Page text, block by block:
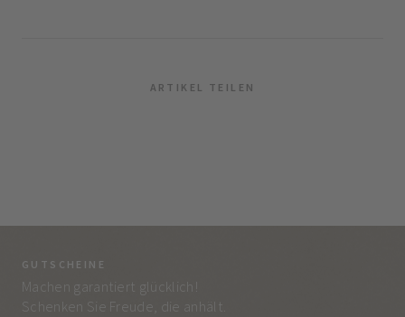
ARTIKEL TEILEN
GUTSCHEINE
Machen garantiert glücklich!
Schenken Sie Freude, die anhält.